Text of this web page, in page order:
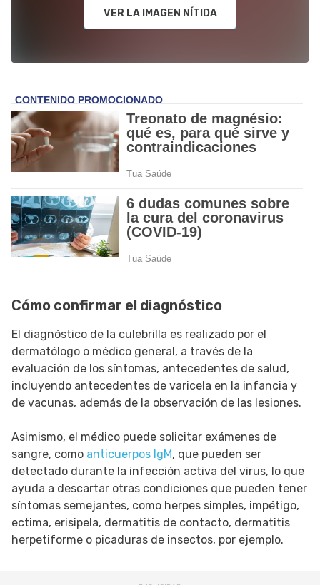
VER LA IMAGEN NÍTIDA
Cómo confirmar el diagnóstico
El diagnóstico de la culebrilla es realizado por el
dermatólogo o médico general, a través de la
evaluación de los síntomas, antecedentes de salud,
incluyendo antecedentes de varicela en la infancia y
de vacunas, además de la observación de las lesiones.
Asimismo, el médico puede solicitar exámenes de
sangre, como anticuerpos IgM, que pueden ser
detectado durante la infección activa del virus, lo que
ayuda a descartar otras condiciones que pueden tener
síntomas semejantes, como herpes simples, impétigo,
ectima, erisipela, dermatitis de contacto, dermatitis
herpetiforme o picaduras de insectos, por ejemplo.